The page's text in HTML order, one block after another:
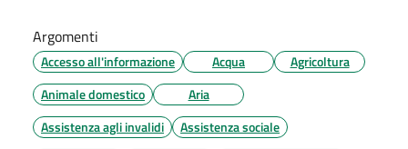
Argomenti
Accesso all'informazione Acqua
Agricoltura
Animale domestico
Aria
Assistenza agli invalidi
Assistenza sociale